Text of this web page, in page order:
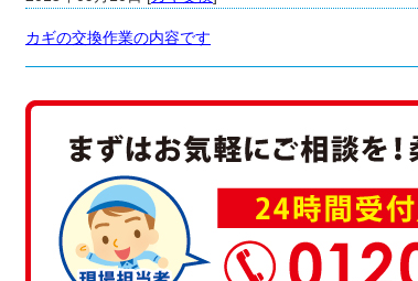
カギの交換作業の内容です